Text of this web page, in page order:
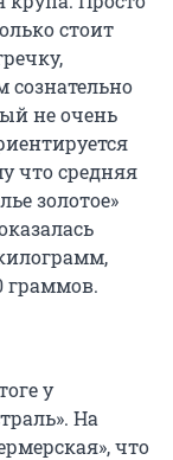
стоит
не очень
что средняя
золотое»
граммов.
у
На
что